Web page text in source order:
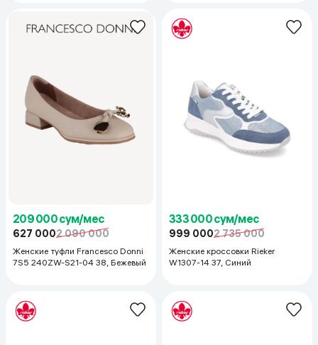
209 000 сум/мес
627 0002 090 000
Женские туфли Francesco Donni
7S5 240ZW-S21-04 38, Бежевый
333 000 сум/мес
999 0002 735 000
Женские кроссовки Rieker
W1307-14 37, Синий